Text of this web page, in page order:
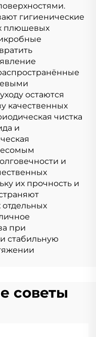
гигиенические
плюшевых
остаются
качественных
чистка
и
и
их прочность и
отдельных
при
стабильную
советы